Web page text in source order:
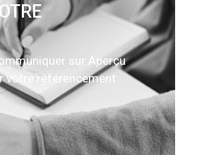
sur Aperçu
votre référencement